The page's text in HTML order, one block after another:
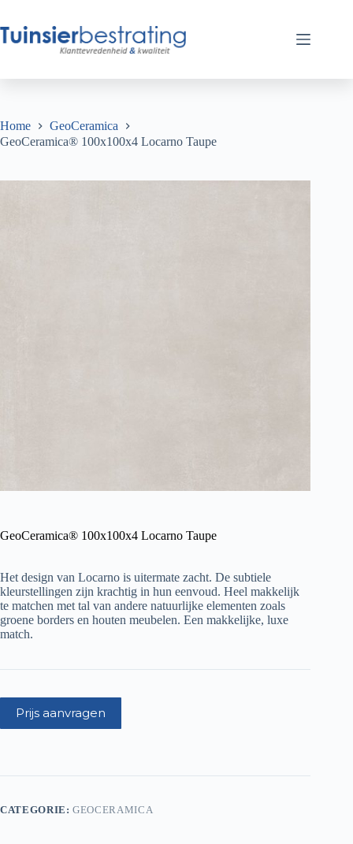
de
Home
GeoCeramica
GeoCeramica® 100x100x4 Locarno Taupe
GeoCeramica® 100x100x4 Locarno Taupe
Het design van Locarno is uitermate zacht. De subtiele
kleurstellingen zijn krachtig in hun eenvoud. Heel makkelijk
te matchen met tal van andere natuurlijke elementen zoals
groene borders en houten meubelen. Een makkelijke, luxe
match.
Prijs aanvragen
CATEGORIE:GEOCERAMICA